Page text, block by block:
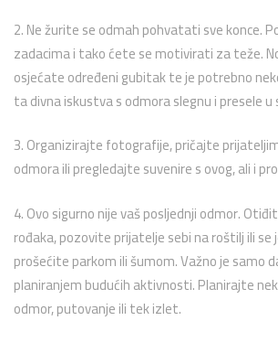
2. Ne žurite se odmah pohvatati sve konce.
zadacima i tako ćete se motivirati za teže.
osjećate određeni gubitak te je potrebno
ta divna iskustva s odmora slegnu i presele u
3. Organizirajte fotografije, pričajte
odmora ili pregledajte suvenire s ovog, ali i
4. Ovo sigurno nije vaš posljednji odmor.
rođaka, pozovite prijatelje sebi na roštilj ili
prošećite parkom ili šumom. Važno je samo
planiranjem budućih aktivnosti. Planirajte
odmor, putovanje ili tek izlet.